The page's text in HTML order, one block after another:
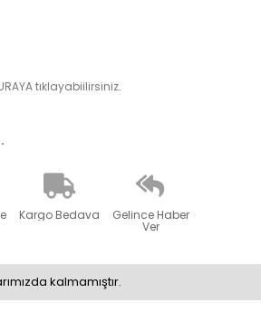
tıklayabiilirsiniz.
Kargo Bedava Gelince Haber
Ver
kalmamıştır.